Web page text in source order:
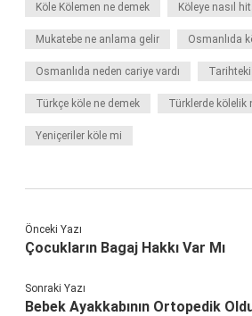
Köle Kölemen ne demek Köleye nasıl
Mukatebe ne anlama gelir Osmanlıda
Osmanlıda neden cariye vardı
Türkçe köle ne demek Türklerde kölelik
Yeniçeriler köle mi
Önceki Yazı
Çocukların Bagaj Hakkı Var Mı
Sonraki Yazı
Bebek Ayakkabının Ortopedik